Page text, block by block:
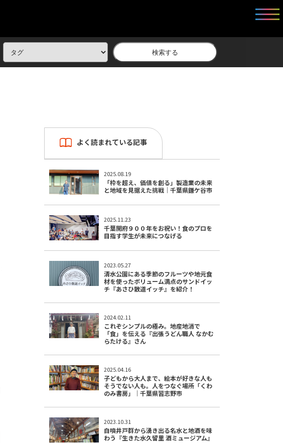
検索する
よく読まれている記事
2025.08.19
「枠を超え、価値を創る」製造業の未来
と地域を見据えた挑戦｜千葉県鎌ケ谷市
2025.11.23
千葉開府９００年をお祝い！食のプロを
目指す学生が未来につなげる
2023.05.27
清水公園にある季節のフルーツや地元食
材を使ったボリューム満点のサンドイッ
チ『あさひ散道イッチ』を紹介！
2024.02.11
これぞシンプルの極み。地産地消で
「食」を伝える『出張うどん職人 なかむ
らたける』さん
2025.04.16
子どもから大人まで、絵本が好きな人も
そうでない人も。人をつなぐ場所「くわ
のみ書房」｜千葉県習志野市
2023.10.31
自噴井戸群から湧き出る名水と地酒を味
わう『生きた水久留里 酒ミュージアム』